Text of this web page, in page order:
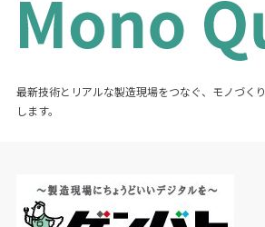
最新技術とリアルな製造現場をつなぐ、モノづく
します。